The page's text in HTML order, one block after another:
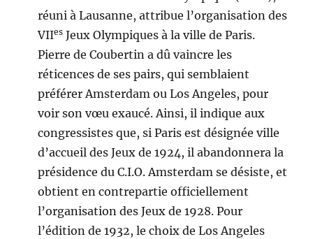
réuni à Lausanne, attribue l’organisation des
VIIes Jeux Olympiques à la ville de Paris.
Pierre de Coubertin a dû vaincre les
réticences de ses pairs, qui semblaient
préférer Amsterdam ou Los Angeles, pour
voir son vœu exaucé. Ainsi, il indique aux
congressistes que, si Paris est désignée ville
d’accueil des Jeux de 1924, il abandonnera la
présidence du C.I.O. Amsterdam se désiste, et
obtient en contrepartie officiellement
l’organisation des Jeux de 1928. Pour
l’édition de 1932, le choix de Los Angeles